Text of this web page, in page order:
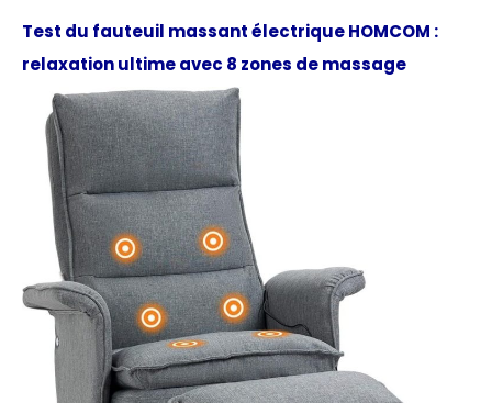
Test du fauteuil massant électrique HOMCOM :
relaxation ultime avec 8 zones de massage